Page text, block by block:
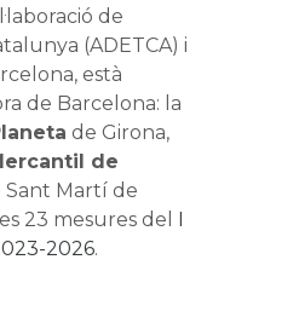
de
(ADETCA) i
està
de Barcelona: la
de Girona,
de
Sant Martí de
23 mesures del I
2026.